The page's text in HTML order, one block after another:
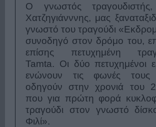
Ο γνωστός
Χατζηγιάνννης, μας
γνωστό του τραγούδι
συνοδηγό στον δρόμο του,
επίσης πετυχημένη
Tamta. Οι δύο πετυχημένοι
ενώνουν τις φωνές
οδηγούν στην χρονιά του
που για πρώτη φορά
τραγούδι στον γνωστό
Φιλί».